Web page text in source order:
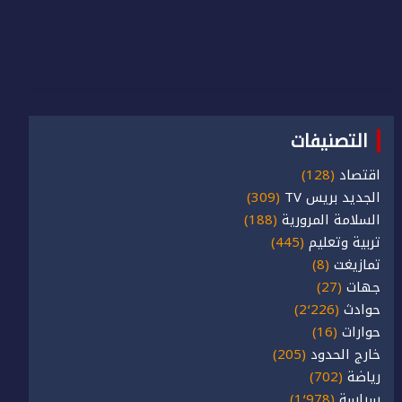
التصنيفات
اقتصاد (128)
الجديد بريس TV
(309)
السلامة المرورية (188)
تربية وتعليم (445)
تمازيغت (8)
جهات (27)
حوادث (2٬226)
حوارات (16)
خارج الحدود (205)
رياضة (702)